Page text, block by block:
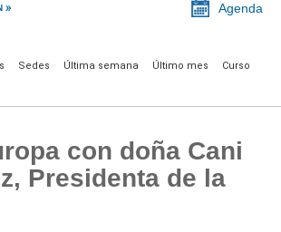
Agenda
Sedes Última semana Último mes Curso
con doña Cani
Presidenta de la